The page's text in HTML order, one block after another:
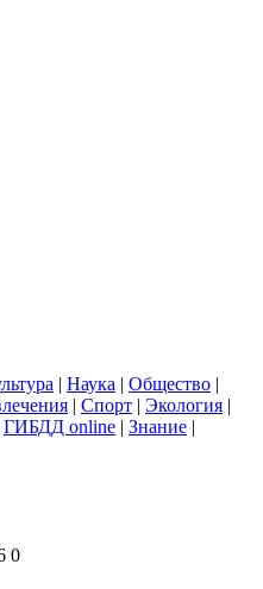
| Наука | Общество |
| Спорт | Экология |
ГИБДД online | Знание |
0